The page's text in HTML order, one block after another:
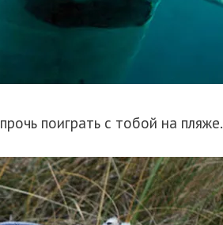
поиграть с тобой на пляже.